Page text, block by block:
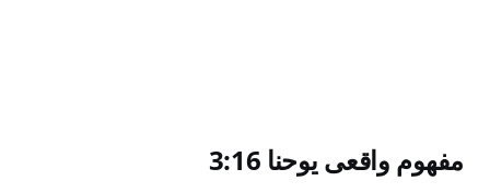
مفهوم واقعی یوحنا 3:‌16